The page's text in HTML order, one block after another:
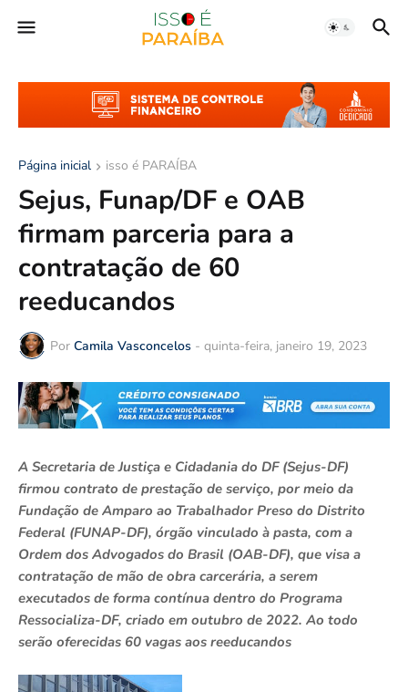
Página inicial isso é PARAÍBA
Sejus, Funap/DF e OAB
firmam parceria para a
contratação de 60
reeducandos
Por Camila Vasconcelos - quinta-feira, janeiro 19, 2023
A Secretaria de Justiça e Cidadania do DF (Sejus-DF)
firmou contrato de prestação de serviço, por meio da
Fundação de Amparo ao Trabalhador Preso do Distrito
Federal (FUNAP-DF), órgão vinculado à pasta, com a
Ordem dos Advogados do Brasil (OAB-DF), que visa a
contratação de mão de obra carcerária, a serem
executados de forma contínua dentro do Programa
Ressocializa-DF, criado em outubro de 2022. Ao todo
serão oferecidas 60 vagas aos reeducandos